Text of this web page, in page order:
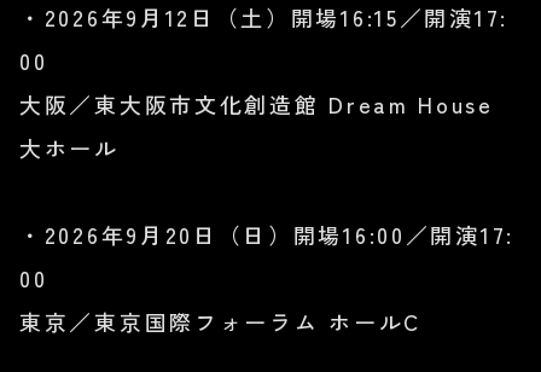
・2026年9月12日（土）開場16:15／開演17:
00
大阪／東大阪市文化創造館 Dream House
大ホール
・2026年9月20日（日）開場16:00／開演17:
00
東京／東京国際フォーラム ホールC